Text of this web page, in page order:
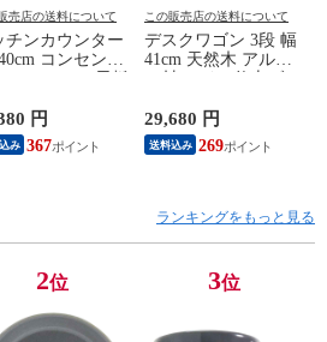
売店の送料について
チンカウンター
コンセント
ステンレス天板
業台 家電ラッ
納 可動棚 お掃
ボット対応 食器
円
み 367
この販売店の送料について
デスクワゴン 3段 幅
41cm 天然木 アルダ
ー材 オイル仕上げ
ワゴン 袖机 収納 キ
ャスター付き ワゴン
脇机 シンプル デス
し 小物収納 木製 木
29,680 円
送料込み 269
ランキングをもっと見る
2位 3位